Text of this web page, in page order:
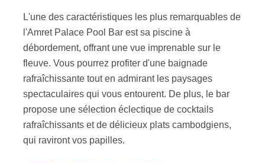
L'une des caractéristiques les plus remarquables de
l'Amret Palace Pool Bar est sa piscine à
débordement, offrant une vue imprenable sur le
fleuve. Vous pourrez profiter d'une baignade
rafraîchissante tout en admirant les paysages
spectaculaires qui vous entourent. De plus, le bar
propose une sélection éclectique de cocktails
rafraîchissants et de délicieux plats cambodgiens,
qui raviront vos papilles.